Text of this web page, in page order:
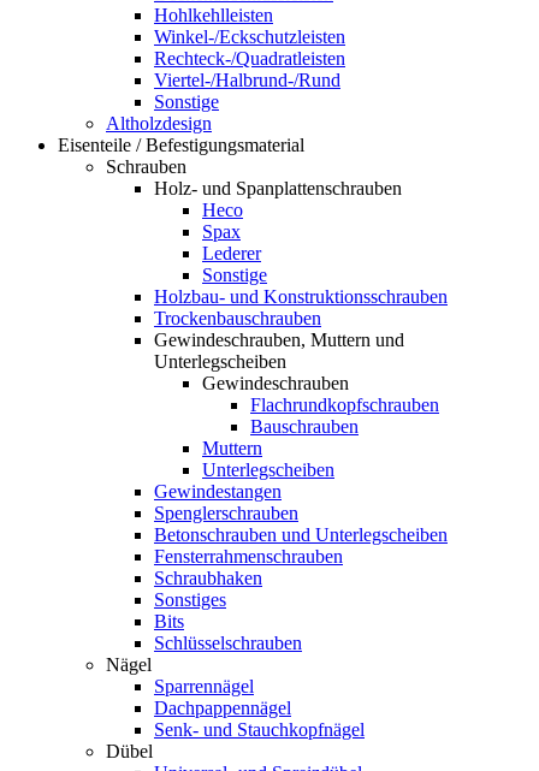
Hohlkehlleisten
Winkel-/Eckschutzleisten
Rechteck-/Quadratleisten
Viertel-/Halbrund-/Rund
Sonstige
Altholzdesign
Eisenteile / Befestigungsmaterial
Schrauben
Holz- und Spanplattenschrauben
Heco
Spax
Lederer
Sonstige
Holzbau- und Konstruktionsschrauben
Trockenbauschrauben
Gewindeschrauben, Muttern und
Unterlegscheiben
Gewindeschrauben
Flachrundkopfschrauben
Bauschrauben
Muttern
Unterlegscheiben
Gewindestangen
Spenglerschrauben
Betonschrauben und Unterlegscheiben
Fensterrahmenschrauben
Schraubhaken
Sonstiges
Bits
Schlüsselschrauben
Nägel
Sparrennägel
Dachpappennägel
Senk- und Stauchkopfnägel
Dübel